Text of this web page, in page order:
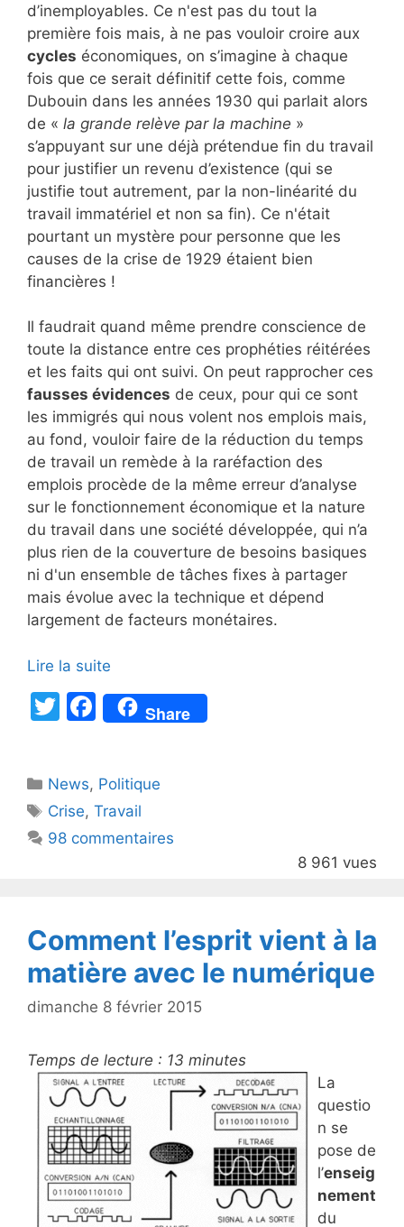
d’inemployables. Ce n'est pas du tout la
première fois mais, à ne pas vouloir croire aux
cycles économiques, on s’imagine à chaque
fois que ce serait définitif cette fois, comme
Dubouin dans les années 1930 qui parlait alors
de « la grande relève par la machine »
s’appuyant sur une déjà prétendue fin du travail
pour justifier un revenu d’existence (qui se
justifie tout autrement, par la non-linéarité du
travail immatériel et non sa fin). Ce n'était
pourtant un mystère pour personne que les
causes de la crise de 1929 étaient bien
financières !
Il faudrait quand même prendre conscience de
toute la distance entre ces prophéties réitérées
et les faits qui ont suivi. On peut rapprocher ces
fausses évidences de ceux, pour qui ce sont
les immigrés qui nous volent nos emplois mais,
au fond, vouloir faire de la réduction du temps
de travail un remède à la raréfaction des
emplois procède de la même erreur d’analyse
sur le fonctionnement économique et la nature
du travail dans une société développée, qui n’a
plus rien de la couverture de besoins basiques
ni d'un ensemble de tâches fixes à partager
mais évolue avec la technique et dépend
largement de facteurs monétaires.
Lire la suite
T
er
F
a
e
b
o
Share
Catégories
News, Politique
Étiquettes
Crise,Travail
98 commentaires
8 961 vues
Comment l’esprit vient à la
matière avec le numérique
dimanche 8 février 2015
Temps de lecture : 13 minutes
La
questio
n se
pose de
l’enseig
nement
du